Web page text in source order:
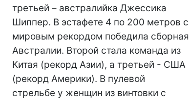
третьей – австралийка Джессика
Шиппер. В эстафете 4 по 200 метров с
мировым рекордом победила сборная
Австралии. Второй стала команда из
Китая (рекорд Азии), а третьей - США
(рекорд Америки). В пулевой
стрельбе у женщин из винтовки с